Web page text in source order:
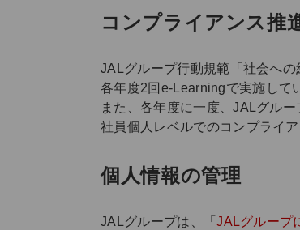
コンプライアンス推
JALグループ行動規範「社会へ
各年度2回e-Learningで実施して
また、各年度に一度、JALグル
社員個人レベルでのコンプライ
個人情報の管理
JALグループは、「JALグループ